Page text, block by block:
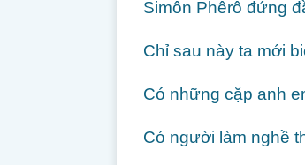
Simôn Phêrô đứng
Chỉ sau này ta mới
Có những cặp anh
Có người làm nghề